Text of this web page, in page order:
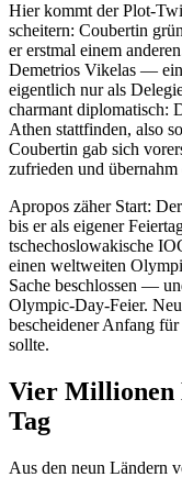
Hier kommt der Plot-
scheitern: Coubertin
er erstmal einem
Demetrios Vikelas —
eigentlich nur als
charmant diplomatisch:
Athen stattfinden, also
Coubertin gab sich
zufrieden und übernahm
Apropos zäher Start: Der
bis er als eigener
tschechoslowakische
einen weltweiten
Sache beschlossen —
Olympic-Day-Feier.
bescheidener Anfang für
sollte.
Vier Millionen
Tag
Aus den neun Ländern